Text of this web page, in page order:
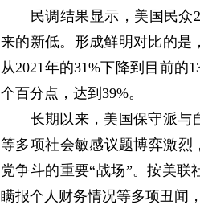
民调结果显示，美国民众
来的新低。形成鲜明对比的是
从2021年的31%下降到目前的
个百分点，达到39%。
长期以来，美国保守派与
等多项社会敏感议题博弈激烈
党争斗的重要“战场”。按美
瞒报个人财务情况等多项丑闻